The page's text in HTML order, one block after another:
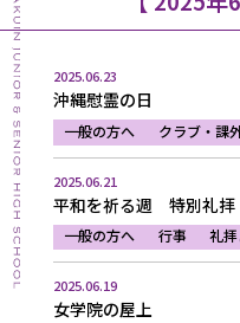
2025.06.23
沖縄慰霊の日
一般の方へ クラブ・課
2025.06.21
平和を祈る週 特別礼拝
一般の方へ 行事 礼拝
2025.06.19
女学院の屋上